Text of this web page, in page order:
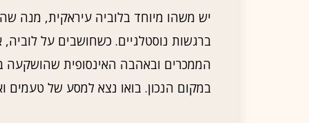
יש משהו מיוחד בלוביה עיראקית, מנה
ברגשות נוסטלגיים. כשחושבים על
הממכרים ובאהבה האינסופית
במקום הנכון. בואו נצא למסע של טעמים